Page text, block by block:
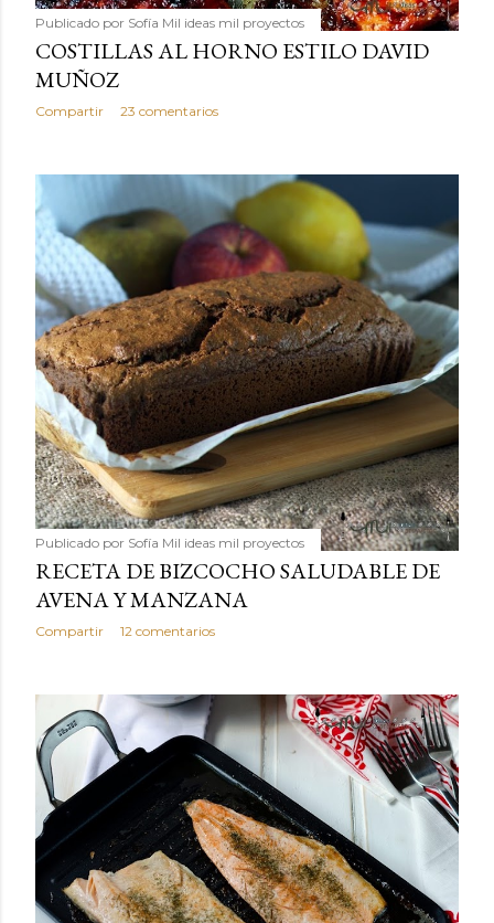
Publicado por Sofía Mil ideas mil proyectos
COSTILLAS AL HORNO ESTILO DAVID
MUÑOZ
Compartir 23 comentarios
Publicado por Sofía Mil ideas mil proyectos
RECETA DE BIZCOCHO SALUDABLE DE
AVENA Y MANZANA
Compartir 12 comentarios